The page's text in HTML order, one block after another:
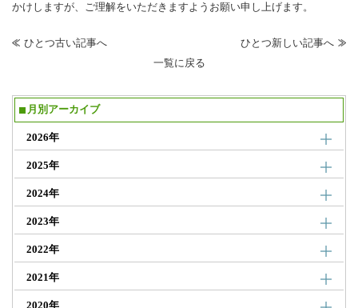
かけしますが、ご理解をいただきますようお願い申し上げます。
ひとつ古い記事へ
一覧に戻る
ひとつ新しい記事へ
月別アーカイブ
2026年
2025年
2024年
2023年
2022年
2021年
2020年